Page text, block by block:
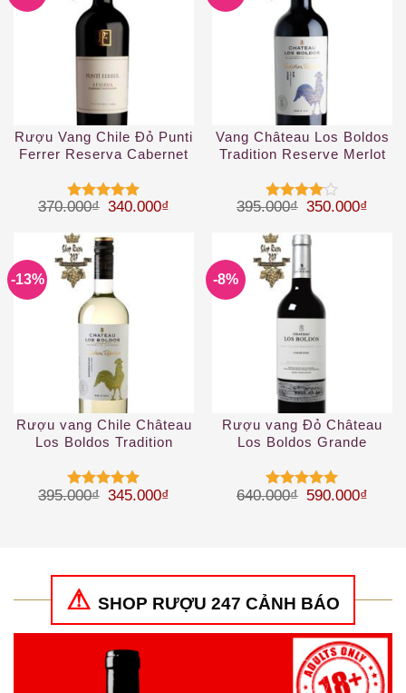
Rượu Vang Chile Đỏ Punti
Ferrer Reserva Cabernet
Được xếp
sao
370.000₫ Giá gốc là: 370.000₫.
340.000₫ Giá hiện tại là: 340.000₫.
Vang Château Los Boldos
Tradition Reserve Merlot
Được
45 sao
395.000₫ Giá gốc là:
350.000₫
-13%
Rượu vang Chile Château
Los Boldos Tradition
Được xếp
395.000₫ Giá gốc là: 395.000₫.
345.000₫ Giá hiện tại là: 345.000₫.
-8%
Rượu vang Đỏ Château
Los Boldos Grande
Được xếp
640.000₫ Giá gốc là:
590.000₫
SHOP RƯỢU 247 CẢNH BÁO